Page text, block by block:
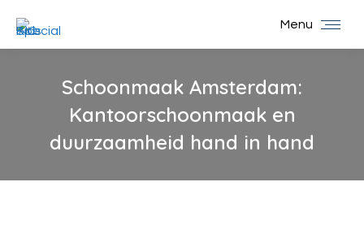
Menu
Schoonmaak Amsterdam:
Kantoorschoonmaak en
duurzaamheid hand in hand